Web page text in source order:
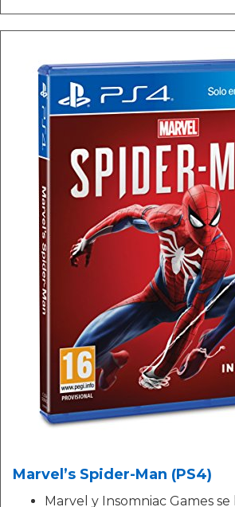
Marvel’s Spider-Man (PS4)
Marvel y Insomniac Games